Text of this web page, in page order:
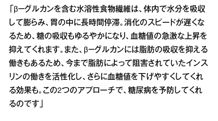
「β－グルカンを含む水溶性食物繊維は、体内で水分を吸収
して膨らみ、胃の中に長時間停滞。消化のスピードが遅くな
るため、糖の吸収もゆるやかになり、血糖値の急激な上昇を
抑えてくれます。また、β－グルカンには脂肪の吸収を抑える
働きもあるため、今まで脂肪によって阻害されていたインス
リンの働きを活性化し、さらに血糖値を下げやすくしてくれ
る効果も。この2つのアプローチで、糖尿病を予防してくれ
るのです」